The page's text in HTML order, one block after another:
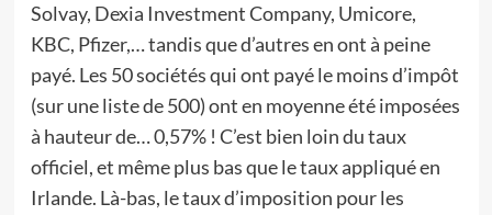
Solvay, Dexia Investment Company, Umicore,
KBC, Pfizer,… tandis que d’autres en ont à peine
payé. Les 50 sociétés qui ont payé le moins d’impôt
(sur une liste de 500) ont en moyenne été imposées
à hauteur de… 0,57% ! C’est bien loin du taux
officiel, et même plus bas que le taux appliqué en
Irlande. Là-bas, le taux d’imposition pour les